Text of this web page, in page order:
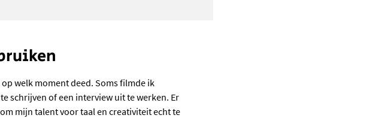
welk moment deed. Soms filmde ik
schrijven of een interview uit te werken. Er
mijn talent voor taal en creativiteit echt te